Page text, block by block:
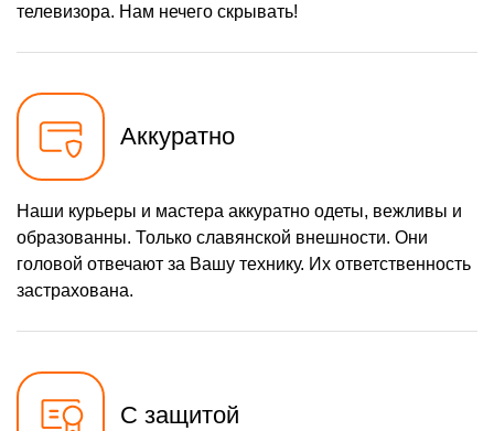
Замена трансформаторов
1800 р
телевизора. Нам нечего скрывать!
Аккуратно
Наши курьеры и мастера аккуратно одеты, вежливы и
образованны. Только славянской внешности. Они
головой отвечают за Вашу технику. Их ответственность
застрахована.
С защитой